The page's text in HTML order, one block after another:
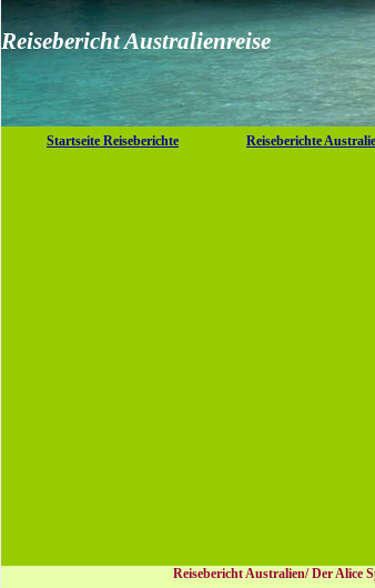
Reisebericht Australienreise
Startseite Reiseberichte Reiseberichte
Reisebericht Australien/Der Alice